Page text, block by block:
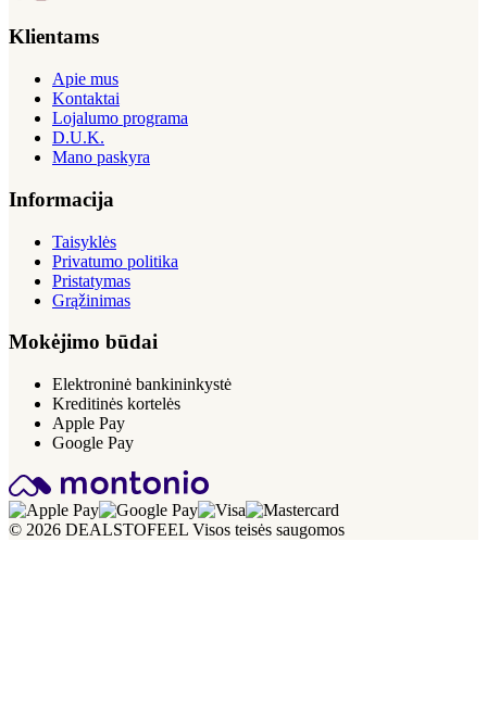
Klientams
Apie mus
Kontaktai
Lojalumo programa
D.U.K.
Mano paskyra
Informacija
Taisyklės
Privatumo politika
Pristatymas
Grąžinimas
Mokėjimo būdai
Elektroninė bankininkystė
Kreditinės kortelės
Apple Pay
Google Pay
© 2026 DEALSTOFEEL Visos teisės saugomos